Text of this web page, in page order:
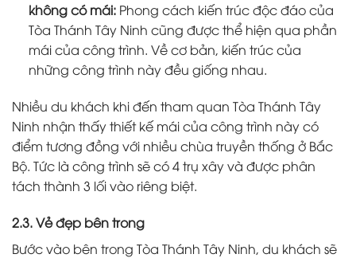
không có mái:Phong cách kiến trúc độc đáo của
Tòa Thánh Tây Ninh cũng được thể hiện qua phần
mái của công trình. Về cơ bản, kiến trúc của
những công trình này đều giống nhau.
Nhiều du khách khi đến tham quan Tòa Thánh Tây
Ninh nhận thấy thiết kế mái của công trình này có
điểm tương đồng với nhiều chùa truyền thống ở Bắc
Bộ. Tức là công trình sẽ có 4 trụ xây và được phân
tách thành 3 lối vào riêng biệt.
2.3. Vẻ đẹp bên trong
Bước vào bên trong Tòa Thánh Tây Ninh, du khách sẽ